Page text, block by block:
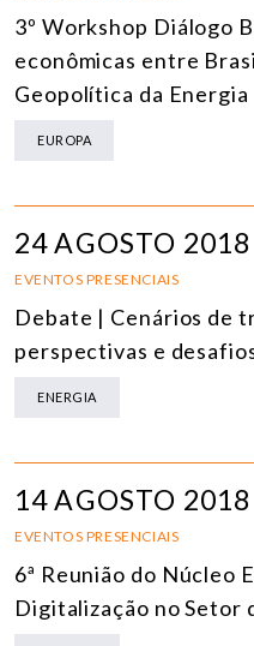
3º Workshop Diálogo
econômicas entre
Geopolítica da Energia
EUROPA
24 AGOSTO 2018
EVENTOS PRESENCIAIS
Debate | Cenários de
perspectivas e
ENERGIA
14 AGOSTO 2018
EVENTOS PRESENCIAIS
6ª Reunião do Núcleo
Digitalização no Setor